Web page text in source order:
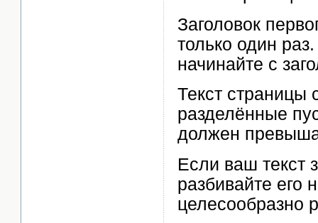
Заголовок
только один
начинайте с
Текст страницы
разделённые
должен
Если ваш текст
разбивайте его
целесообразно